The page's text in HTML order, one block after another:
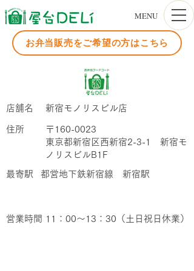
MENU
お弁当販売をご希望の方はこちら
店舗名 新宿モノリスビル店
​住所
〒160-0023
東京都新宿区西新宿2-3-1 新宿モ
ノリスビルB1F
​最寄駅 都営地下鉄新宿線 新宿駅
営業時間 11：00～13：30（土日祝日休業）